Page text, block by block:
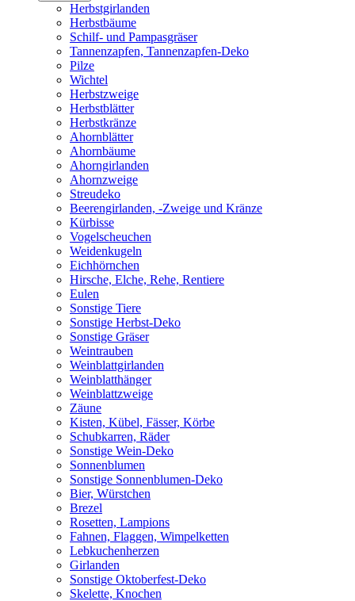
Herbstgirlanden
Herbstbäume
Schilf- und Pampasgräser
Tannenzapfen, Tannenzapfen-Deko
Pilze
Wichtel
Herbstzweige
Herbstblätter
Herbstkränze
Ahornblätter
Ahornbäume
Ahorngirlanden
Ahornzweige
Streudeko
Beerengirlanden, -Zweige und Kränze
Kürbisse
Vogelscheuchen
Weidenkugeln
Eichhörnchen
Hirsche, Elche, Rehe, Rentiere
Eulen
Sonstige Tiere
Sonstige Herbst-Deko
Sonstige Gräser
Weintrauben
Weinblattgirlanden
Weinblatthänger
Weinblattzweige
Zäune
Kisten, Kübel, Fässer, Körbe
Schubkarren, Räder
Sonstige Wein-Deko
Sonnenblumen
Sonstige Sonnenblumen-Deko
Bier, Würstchen
Brezel
Rosetten, Lampions
Fahnen, Flaggen, Wimpelketten
Lebkuchenherzen
Girlanden
Sonstige Oktoberfest-Deko
Skelette, Knochen